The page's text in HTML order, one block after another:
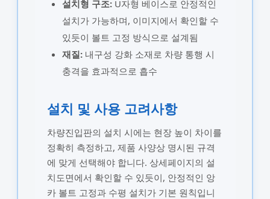
설치형 구조:U자형 베이스로 안정적인
설치가 가능하며, 이미지에서 확인할 수
있듯이 볼트 고정 방식으로 설계됨
재질:내구성 강화 소재로 차량 통행 시
충격을 효과적으로 흡수
설치 및 사용 고려사항
차량진입판의 설치 시에는 현장 높이 차이를
정확히 측정하고, 제품 사양상 명시된 규격
에 맞게 선택해야 합니다. 상세페이지의 설
치도면에서 확인할 수 있듯이, 안정적인 앙
카 볼트 고정과 수평 설치가 기본 원칙입니